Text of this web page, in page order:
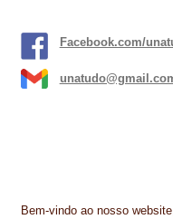
Facebook.com/
Bem-vindo ao nosso